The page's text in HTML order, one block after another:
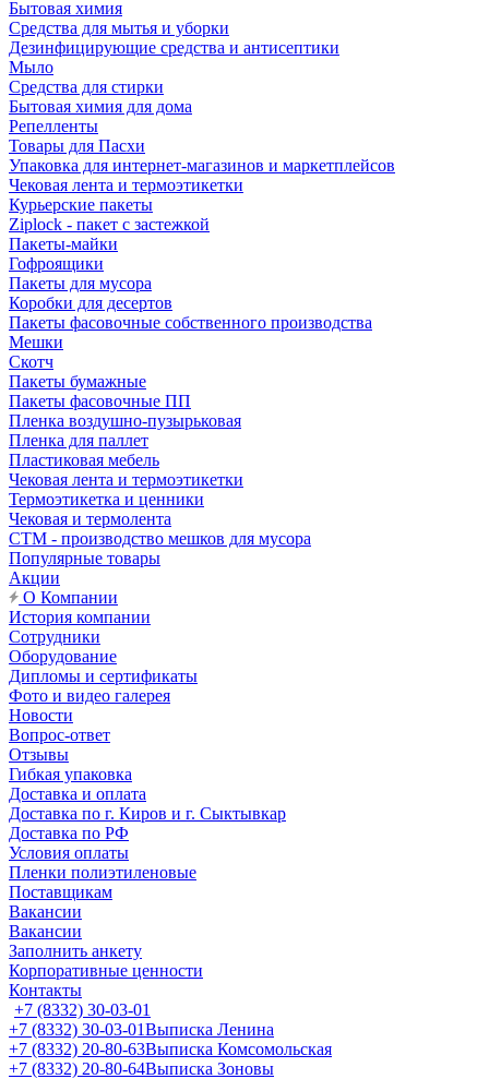
Бытовая химия
Средства для мытья и уборки
Дезинфицирующие средства и антисептики
Мыло
Средства для стирки
Бытовая химия для дома
Репелленты
Товары для Пасхи
Упаковка для интернет-магазинов и маркетплейсов
Чековая лента и термоэтикетки
Курьерские пакеты
Ziplock - пакет с застежкой
Пакеты-майки
Гофроящики
Пакеты для мусора
Коробки для десертов
Пакеты фасовочные собственного производства
Мешки
Скотч
Пакеты бумажные
Пакеты фасовочные ПП
Пленка воздушно-пузырьковая
Пленка для паллет
Пластиковая мебель
Чековая лента и термоэтикетки
Термоэтикетка и ценники
Чековая и термолента
СТМ - производство мешков для мусора
Популярные товары
Акции
О Компании
История компании
Сотрудники
Оборудование
Дипломы и сертификаты
Фото и видео галерея
Новости
Вопрос-ответ
Отзывы
Гибкая упаковка
Доставка и оплата
Доставка по г. Киров и г. Сыктывкар
Доставка по РФ
Условия оплаты
Пленки полиэтиленовые
Поставщикам
Вакансии
Вакансии
Заполнить анкету
Корпоративные ценности
Контакты
+7 (8332) 30-03-01
+7 (8332) 30-03-01Выписка Ленина
+7 (8332) 20-80-63Выписка Комсомольская
+7 (8332) 20-80-64Выписка Зоновы